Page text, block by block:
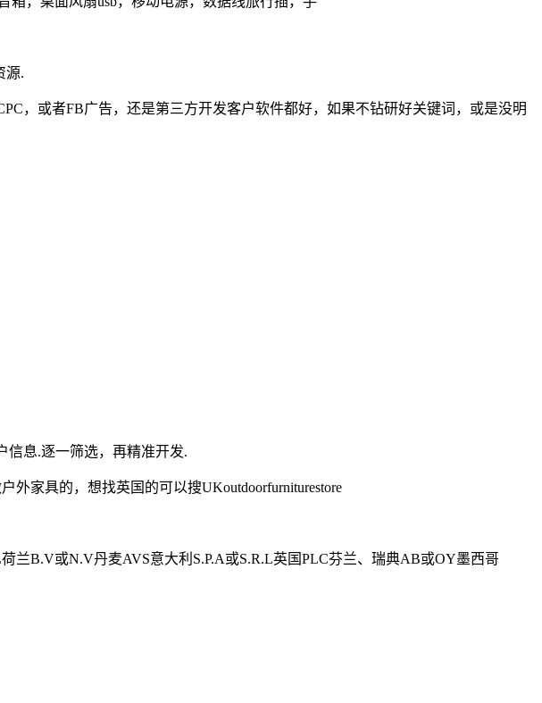
源.
，或者FB广告，还是第三方开发客户软件都好，如果不钻研好关键词，或是没明
信息.逐一筛选，再精准开发.
家具的，想找英国的可以搜UKoutdoorfurniturestore
B.V或N.V丹麦AVS意大利S.P.A或S.R.L英国PLC芬兰、瑞典AB或OY墨西哥